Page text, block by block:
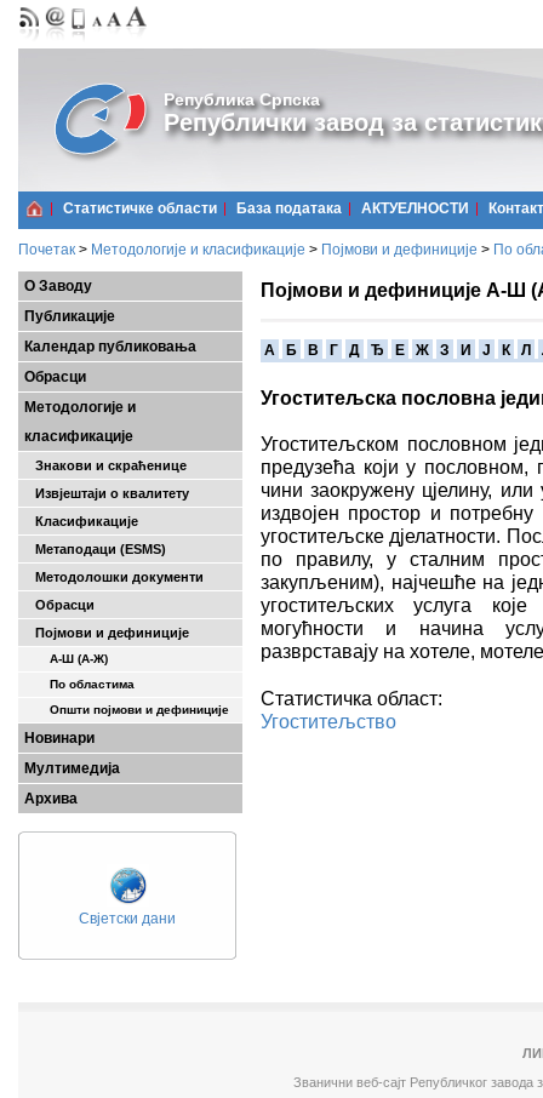
Република Српска
Републички завод за
Статистичке области Базa података АКТУЕЛНОСТИ Контакт
Почетак > Методологије и класификације > Појмови и дефиниције > По
О Заводу
Публикације
Календар публиковања
Обрасци
Методологије и
класификације
Знакови и скраћенице
Извјештаји о квалитету
Класификације
Метаподаци (ESMS)
Методолошки документи
Обрасци
Појмови и дефиниције
А-Ш (A-Ж)
По областима
Општи појмови и дефиниције
Новинари
Мултимедија
Архива
Свјетски дани
Појмови и дефиниције А-Ш
A Б В Г Д Ђ Е Ж З И Ј К Л
Угоститељска пословна
Угоститељском пословном
предузећа који у
чини заокружену цјелину,
издвојен простор и
угоститељске дјелатности.
по правилу, у сталним
закупљеним), најчешће на
угоститељских услуга
могућности и начина
разврставају на хотеле,
Статистичка област:
Угоститељство
Званични веб-сајт Републичког